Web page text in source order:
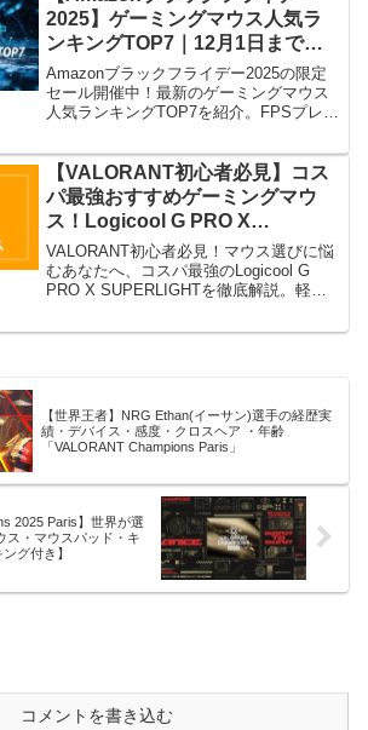
イヤホン、モニターを3択式で解説しま
す。
2025】ゲーミングマウス人気ラ
ンキングTOP7｜12月1日までの
限定セール
Amazonブラックフライデー2025の限定
セール開催中！最新のゲーミングマウス
人気ランキングTOP7を紹介。FPSプレイ
搭載マウスが12月1日までお得に購入でき
ます。特徴・スペック・セール情報をわ
かりやすく解説。
【VALORANT初心者必見】コス
パ最強おすすめゲーミングマウ
ス！Logicool G PRO X
SUPERLIGHT
VALORANT初心者必見！マウス選びに悩
むあなたへ、コスパ最強のLogicool G
PRO X SUPERLIGHTを徹底解説。軽量
ら、プロ愛用の理由、価格、寿命、保証
【世界王者】NRG Ethan(イーサン)選手の経歴実
績・デバイス・感度・クロスヘア ・年齢
「VALORANT Champions Paris」
2025 Paris】世界が選
ス・マウスパッド・キ
グ付き】
コメントを書き込む